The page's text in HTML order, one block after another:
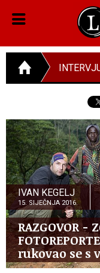
IVAN KEGELJ
15. SIJEČNJA 2016.
RAZGOVOR -
rukovao se s